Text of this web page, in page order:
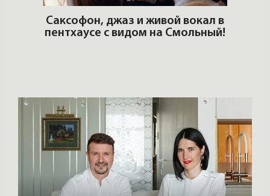
Саксофон, джаз и живой вокал в
пентхаусе с видом на Смольный!